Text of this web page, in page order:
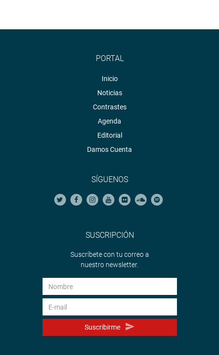
PORTAL
Inicio
Noticias
Contrastes
Agenda
Editorial
Damos Cuenta
SÍGUENOS
SUSCRIPCIÓN
Suscríbete con tu correo a
nuestro newsletter.
Suscribirme